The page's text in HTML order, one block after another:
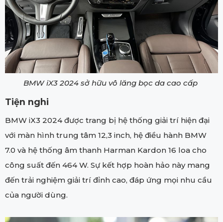
BMW iX3 2024 sở hữu vô lăng bọc da cao cấp
Tiện nghi
BMW iX3 2024 được trang bị hệ thống giải trí hiện đại
với màn hình trung tâm 12,3 inch, hệ điều hành BMW
7.0 và hệ thống âm thanh Harman Kardon 16 loa cho
công suất đến 464 W. Sự kết hợp hoàn hảo này mang
đến trải nghiệm giải trí đỉnh cao, đáp ứng mọi nhu cầu
của người dùng.